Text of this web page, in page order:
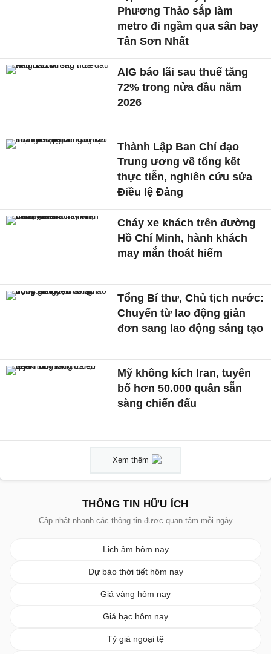
Phương Thảo sắp làm
metro đi ngầm qua sân bay
Tân Sơn Nhất
AIG báo lãi sau thuế tăng
72% trong nửa đầu năm
2026
Thành Lập Ban Chỉ đạo
Trung ương về tổng kết
thực tiễn, nghiên cứu sửa
Điều lệ Đảng
Cháy xe khách trên đường
Hồ Chí Minh, hành khách
may mắn thoát hiểm
Tổng Bí thư, Chủ tịch nước:
Chuyển từ lao động giản
đơn sang lao động sáng tạo
Mỹ không kích Iran, tuyên
bố hơn 50.000 quân sẵn
sàng chiến đấu
Xem thêm
THÔNG TIN HỮU ÍCH
Cập nhật nhanh các thông tin được quan tâm mỗi ngày
Lịch âm hôm nay
Dự báo thời tiết hôm nay
Giá vàng hôm nay
Giá bạc hôm nay
Tỷ giá ngoại tệ